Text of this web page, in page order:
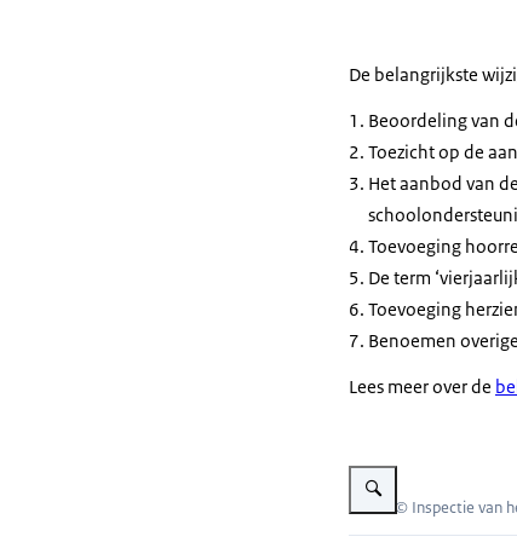
De belangrijkste
Beoordeling van
Toezicht op de
Het aanbod van
Toevoeging
De term
Toevoeging
Benoemen
Lees meer over de
Vergroot afbeelding
Beeld: © Inspectie van